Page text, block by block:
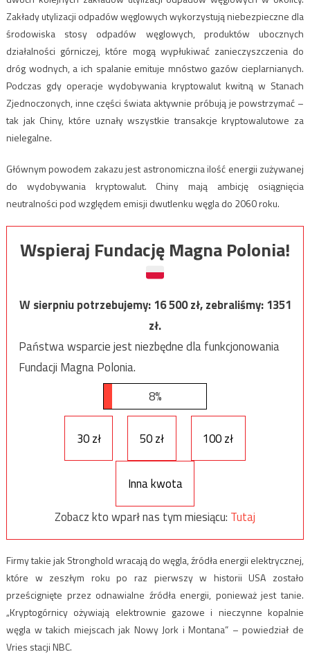
Zakłady utylizacji odpadów węglowych wykorzystują niebezpieczne dla
środowiska stosy odpadów węglowych, produktów ubocznych
działalności górniczej, które mogą wypłukiwać zanieczyszczenia do
dróg wodnych, a ich spalanie emituje mnóstwo gazów cieplarnianych.
Podczas gdy operacje wydobywania kryptowalut kwitną w Stanach
Zjednoczonych, inne części świata aktywnie próbują je powstrzymać –
tak jak Chiny, które uznały wszystkie transakcje kryptowalutowe za
nielegalne.
Głównym powodem zakazu jest astronomiczna ilość energii zużywanej
do wydobywania kryptowalut. Chiny mają ambicję osiągnięcia
neutralności pod względem emisji dwutlenku węgla do 2060 roku.
Wspieraj Fundację Magna Polonia!
W sierpniu potrzebujemy:16 500zł, zebraliśmy:1351
zł.
Państwa wsparcie jest niezbędne dla funkcjonowania
Fundacji Magna Polonia.
8%
30 zł 50 zł 100 zł
Inna kwota
Zobacz kto wparł nas tym miesiącu: Tutaj
Firmy takie jak Stronghold wracają do węgla, źródła energii elektrycznej,
które w zeszłym roku po raz pierwszy w historii USA zostało
prześcignięte przez odnawialne źródła energii, ponieważ jest tanie.
„Kryptogórnicy ożywiają elektrownie gazowe i nieczynne kopalnie
węgla w takich miejscach jak Nowy Jork i Montana” – powiedział de
Vries stacji NBC.